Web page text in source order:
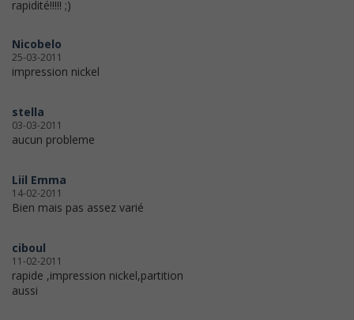
rapidité!!!!! ;)
Nicobelo
25-03-2011
impression nickel
stella
03-03-2011
aucun probleme
Liil Emma
14-02-2011
Bien mais pas assez varié
ciboul
11-02-2011
rapide ,impression nickel,partition
aussi